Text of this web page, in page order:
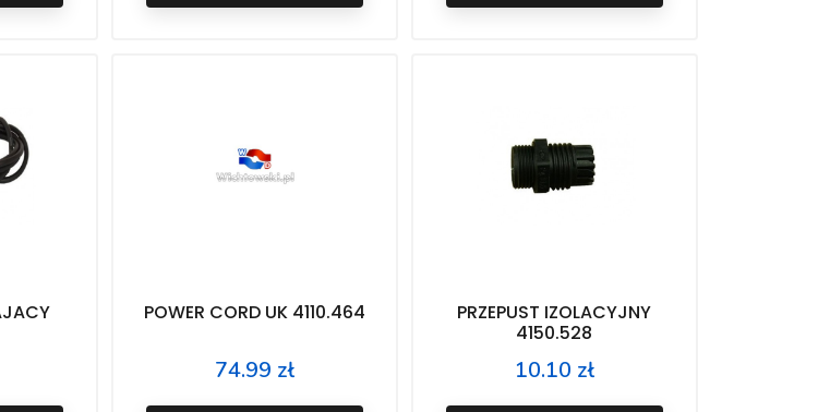
POWER CORD UK 4110.464
Price
74.99 zł
PRZEPUST IZOLACYJNY
4150.528
Price
10.10 zł